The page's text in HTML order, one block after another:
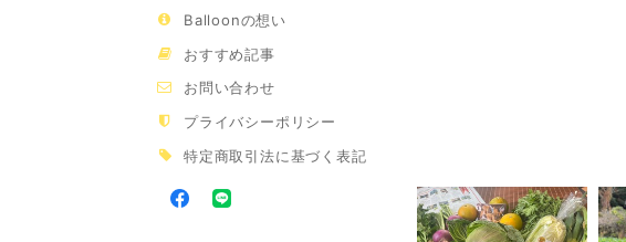
Balloonの想い
おすすめ記事
お問い合わせ
プライバシーポリシー
特定商取引法に基づく表記